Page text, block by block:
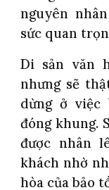
nguyên
sức quan
Di sản văn
nhưng sẽ
dừng ở việc
đóng khung.
được nhân
khách nhờ
hòa của bảo